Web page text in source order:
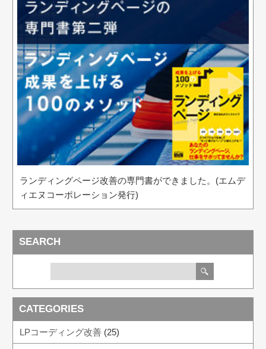
ランディングページ改善の専門書ができました。(エムデ
ィエヌコーポレーション発行)
SEARCH
CATEGORIES
LPコーディング改善(25)